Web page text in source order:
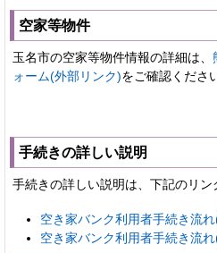
空家等物件
玉名市の空家等物件情報の詳細は、
ォーム(外部リンク)をご確認くださ
手続きの詳しい説明
手続きの詳しい説明は、下記のリン
空き家バンク利用者手続き流
空き家バンク利用者手続き流